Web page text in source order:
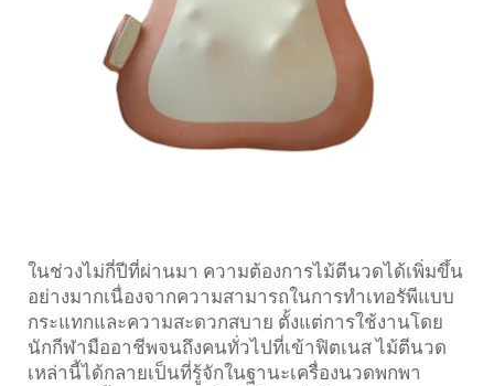
ในช่วงไม่กี่ปีที่ผ่านมา ความต้องการไม้ตีนวดได้เพิ่มขึ้น
อย่างมากเนื่องจากความสามารถในการทำเทอรัพีแบบ
กระแทกและความสะดวกสบาย ตั้งแต่การใช้งานโดย
นักกีฬามืออาชีพจนถึงคนทั่วไปที่เข้าฟิตเนส ไม้ตีนวด
เหล่านี้ได้กลายเป็นที่รู้จักในฐานะเครื่องนวดพกพา